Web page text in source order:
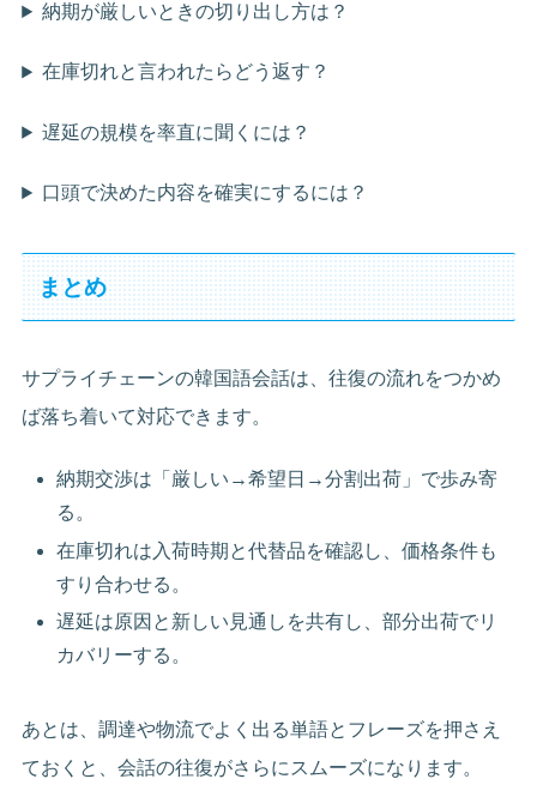
納期が厳しいときの切り出し方は？
在庫切れと言われたらどう返す？
遅延の規模を率直に聞くには？
口頭で決めた内容を確実にするには？
まとめ
サプライチェーンの韓国語会話は、往復の流れをつかめ
ば落ち着いて対応できます。
納期交渉は「厳しい→希望日→分割出荷」で歩み寄
る。
在庫切れは入荷時期と代替品を確認し、価格条件も
すり合わせる。
遅延は原因と新しい見通しを共有し、部分出荷でリ
カバリーする。
あとは、調達や物流でよく出る単語とフレーズを押さえ
ておくと、会話の往復がさらにスムーズになります。